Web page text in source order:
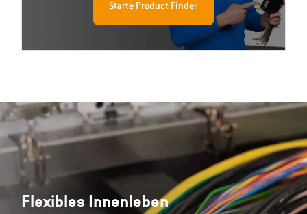
Starte Product Finder
Flexibles Innenleben